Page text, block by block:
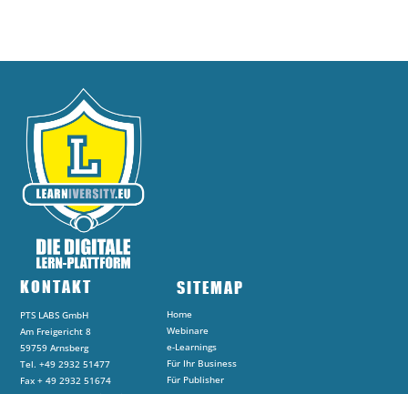
KONTAKT
PTS LABS GmbH
Am Freigericht 8
59759 Arnsberg
Tel. +49 2932 51477
Fax + 49 2932 51674
SITEMAP
Home
Webinare
e-Learnings
Für Ihr Business
Für Publisher